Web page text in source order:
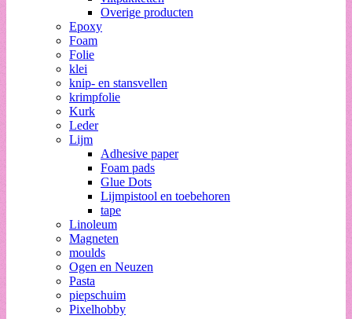
Overige producten
Epoxy
Foam
Folie
klei
knip- en stansvellen
krimpfolie
Kurk
Leder
Lijm
Adhesive paper
Foam pads
Glue Dots
Lijmpistool en toebehoren
tape
Linoleum
Magneten
moulds
Ogen en Neuzen
Pasta
piepschuim
Pixelhobby